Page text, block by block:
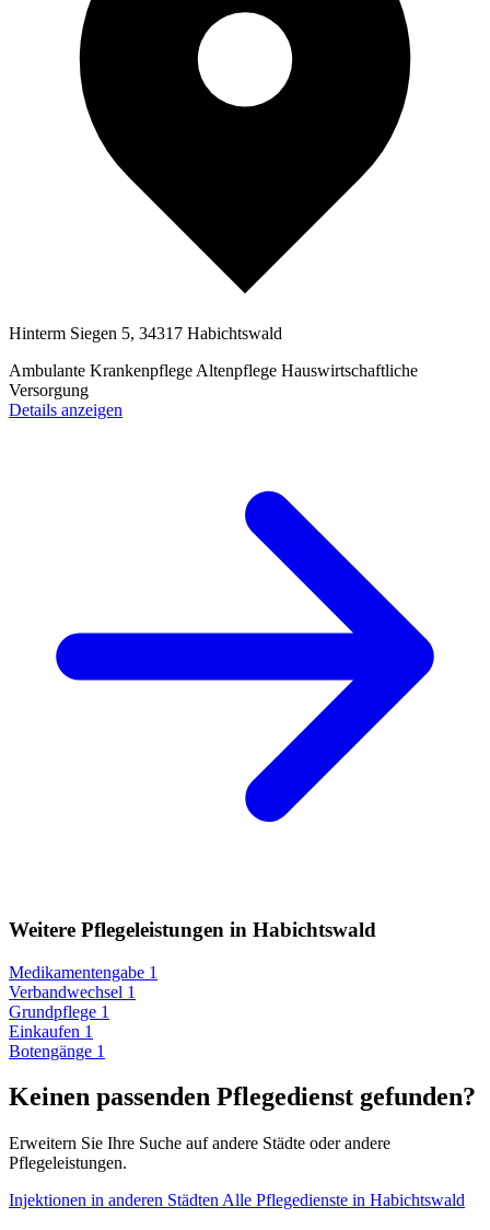
Hinterm Siegen 5, 34317 Habichtswald
Ambulante Krankenpflege Altenpflege Hauswirtschaftliche
Versorgung
Details anzeigen
Weitere Pflegeleistungen in Habichtswald
Medikamentengabe 1
Verbandwechsel 1
Grundpflege 1
Einkaufen 1
Botengänge 1
Keinen passenden Pflegedienst gefunden?
Erweitern Sie Ihre Suche auf andere Städte oder andere
Pflegeleistungen.
Injektionen in anderen Städten Alle Pflegedienste in Habichtswald